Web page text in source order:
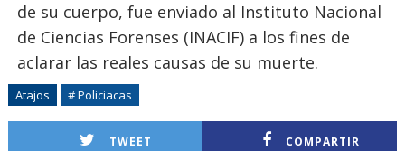
de su cuerpo, fue enviado al Instituto Nacional
de Ciencias Forenses (INACIF) a los fines de
aclarar las reales causas de su muerte.
Atajos # Policiacas
TWEET COMPARTIR